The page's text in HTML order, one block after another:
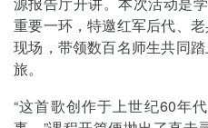
重要一环，特邀红军后代、
现场，带领数百名师生共同
旅。
“这首歌创作于上世纪60年